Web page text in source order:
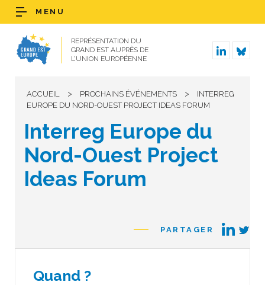
REPRÉSENTATION DU
GRAND EST AUPRÈS DE
L’UNION EUROPÉENNE
MENU
ACCUEIL > PROCHAINS ÉVÉNEMENTS >
INTERREG
EUROPE DU NORD-OUEST PROJECT IDEAS FORUM
Interreg Europe du
Nord-Ouest Project
Ideas Forum
PARTAGER
Quand ?